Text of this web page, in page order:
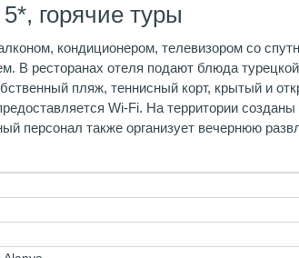
горячие туры
кондиционером, телевизором со
В ресторанах отеля подают блюда
пляж, теннисный корт, крытый и
Wi-Fi. На территории
персонал также организует вечернюю